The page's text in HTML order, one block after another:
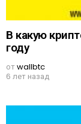
В какую
году
отwallbtc
6 лет назад